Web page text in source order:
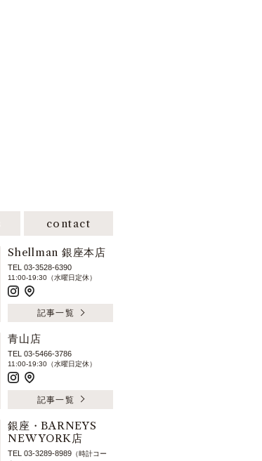
contact
Shellman 銀座本店
TEL 03-3528-6390
11:00-19:30（水曜日定休）
記事一覧
青山店
TEL 03-5466-3786
11:00-19:30（水曜日定休）
記事一覧
銀座・BARNEYS
NEW YORK店
TEL 03-3289-8989 （時計コー